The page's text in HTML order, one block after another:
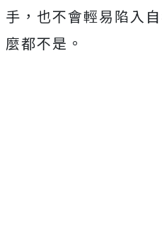
手，也不會輕易陷入
麼都不是。